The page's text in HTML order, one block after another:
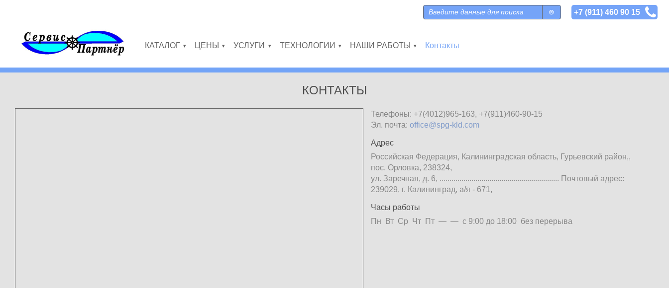
Форма поиска
Поиск +7 (911) 460 90 15
КАТАЛОГ ЦЕНЫ УСЛУГИ ТЕХНОЛОГИИ НАШИ РАБОТЫ Контакты
КОНТАКТЫ
Телефоны: +7(4012)965-163, +7(911)460-90-15
Эл. почта: office@spg-kld.com
Адрес
Российская Федерация, Калининградская область, Гурьевский район,,
пос. Орловка, 238324,
ул. Заречная, д. 6, ............................................................ Почтовый адрес:
239029, г. Калининград, а/я - 671,
Часы работы
Пн
Вт Ср Чт Пт — — с 9:00 до 18:00 без перерыва